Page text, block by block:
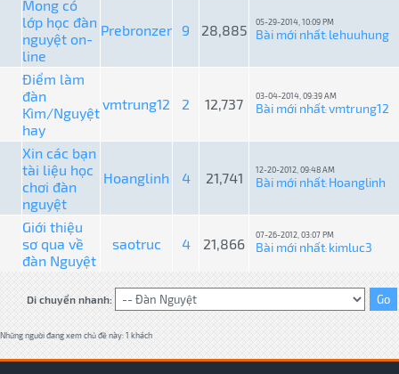
Mong có
lớp học đàn
nguyệt on-
line
Prebronzer 9 28,885 05-29-2014, 10:09 PM
Bài mới nhất: lehuuhung
Điểm làm
đàn
Kìm/Nguyệt
hay
vmtrung12 2 12,737 03-04-2014, 09:39 AM
Bài mới nhất:vmtrung12
Xin các bạn
tài liệu học
chơi đàn
nguyệt
Hoanglinh 4 21,741 12-20-2012, 09:48 AM
Bài mới nhất: Hoanglinh
Giới thiệu
sơ qua về
đàn Nguyệt
saotruc 4 21,866
07-26-2012, 03:07 PM
Bài mới nhất: kimluc3
Di chuyển nhanh:
Những người đang xem chủ đề này: 1 khách